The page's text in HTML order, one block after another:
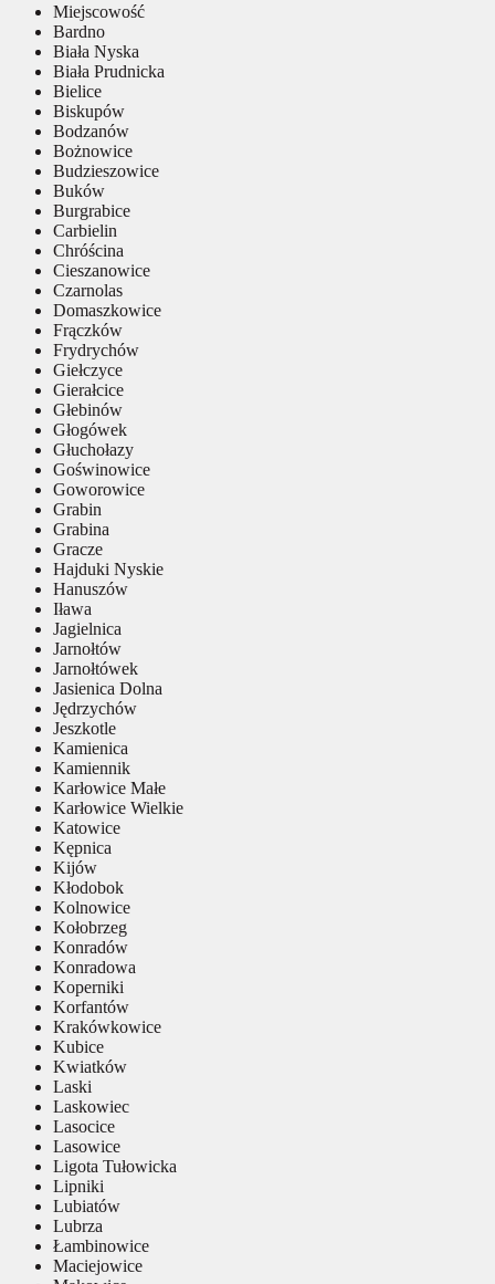
Miejscowość
Bardno
Biała Nyska
Biała Prudnicka
Bielice
Biskupów
Bodzanów
Bożnowice
Budzieszowice
Buków
Burgrabice
Carbielin
Chróścina
Cieszanowice
Czarnolas
Domaszkowice
Frączków
Frydrychów
Giełczyce
Gierałcice
Głebinów
Głogówek
Głuchołazy
Goświnowice
Goworowice
Grabin
Grabina
Gracze
Hajduki Nyskie
Hanuszów
Iława
Jagielnica
Jarnołtów
Jarnołtówek
Jasienica Dolna
Jędrzychów
Jeszkotle
Kamienica
Kamiennik
Karłowice Małe
Karłowice Wielkie
Katowice
Kępnica
Kijów
Kłodobok
Kolnowice
Kołobrzeg
Konradów
Konradowa
Koperniki
Korfantów
Krakówkowice
Kubice
Kwiatków
Laski
Laskowiec
Lasocice
Lasowice
Ligota Tułowicka
Lipniki
Lubiatów
Lubrza
Łambinowice
Maciejowice